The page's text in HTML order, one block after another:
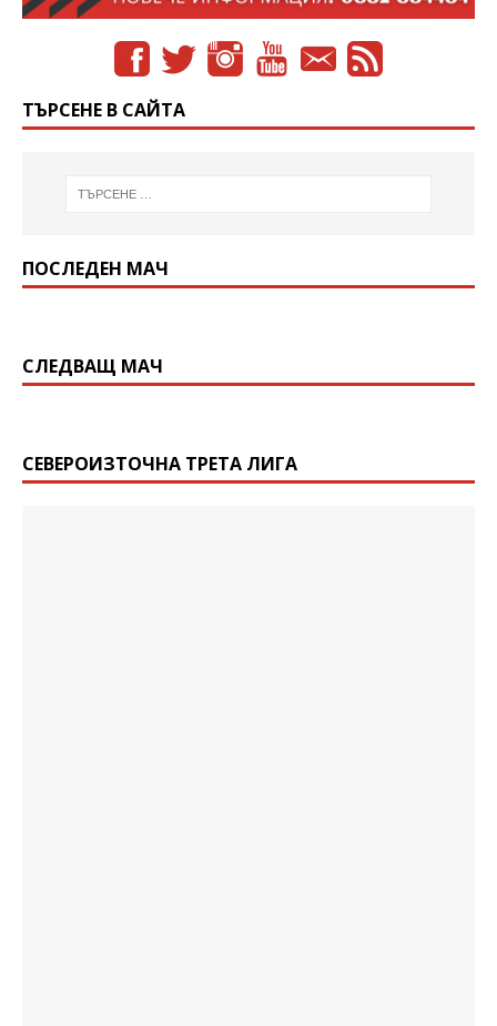
ТЪРСЕНЕ В САЙТА
ПОСЛЕДЕН МАЧ
СЛЕДВАЩ МАЧ
СЕВЕРОИЗТОЧНА ТРЕТА ЛИГА